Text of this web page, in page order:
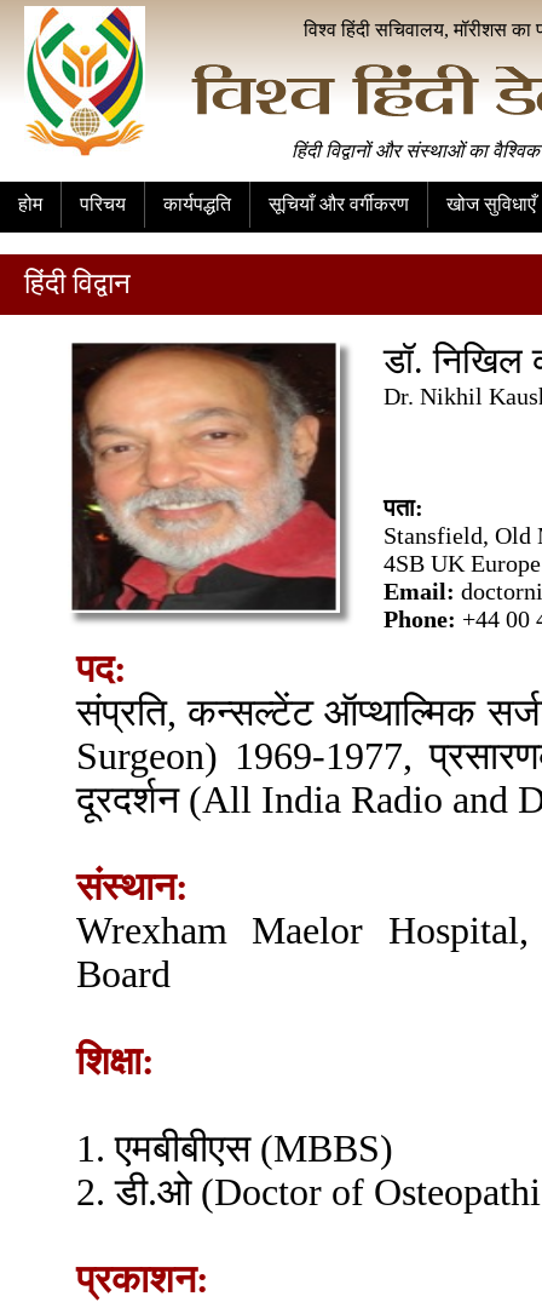
विश्व हिंदी सचिवालय, मॉरीशस का
हिंदी विद्वानों और संस्थाओं का
होम परिचय कार्यपद्धति सूचियाँ और वर्गीकरण खोज सुविधाएँ
हिंदी विद्वान
डॉ. निखिल
Dr. Nikhil
पता:
Stansfield, Old
4SB UK Europe
Email:
Phone: +44 00
पद:
संप्रति, कन्सल्टेंट ऑप्थाल्मिक
Surgeon) 1969-1977,
दूरदर्शन (All India Radio and
संस्थान:
Wrexham Maelor
Board
शिक्षा:
1. एमबीबीएस (MBBS)
2. डी.ओ (Doctor of
प्रकाशन: